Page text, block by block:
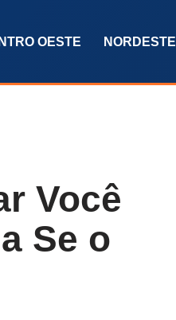
OESTE NORDESTE
Você
Se o